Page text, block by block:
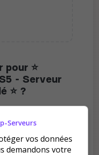
⭐
- Serveur
⭐ ?
Serveurs
vos données
demandons votre